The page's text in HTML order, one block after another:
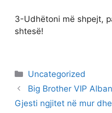
3️-Udhëtoni më shpejt,
shtesë!
Categories
Uncategorized
Big Brother VIP
Gjesti ngjitet në mur